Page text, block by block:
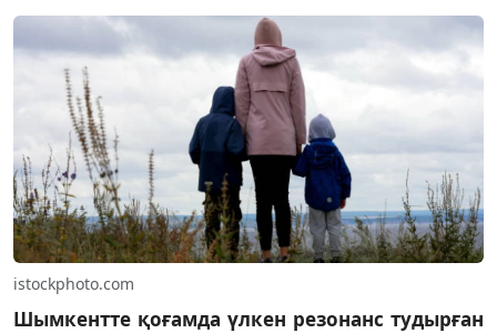
istockphoto.com
Шымкентте қоғамда үлкен резонанс тудырған